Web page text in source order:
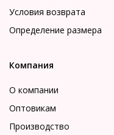
Условия возврата
Определение размера
Компания
О компании
Оптовикам
Производство